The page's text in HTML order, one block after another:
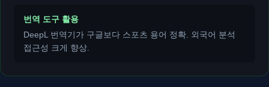
번역 도구 활용
DeepL 번역기가 구글보다 스포츠 용어 정확. 외국어 분석
접근성 크게 향상.